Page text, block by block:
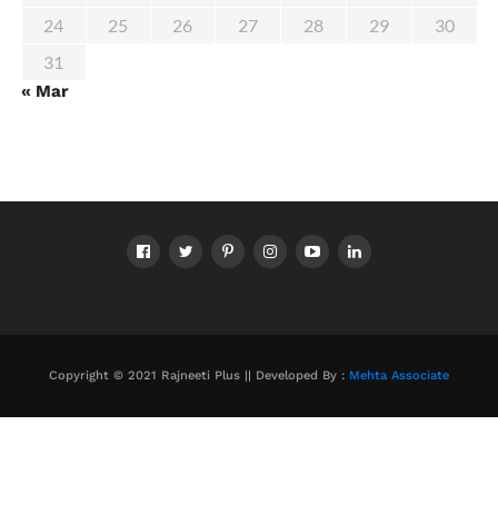
24
25 26 27 28 29
30
31
« Mar
Copyright © 2021 Rajneeti Plus || Developed By : Mehta Associate